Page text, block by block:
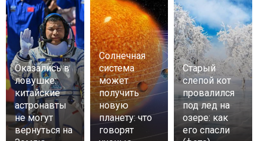
Оказались в
ловушке:
китайские
астронавты
не могут
вернуться на
Солнечная
система
может
получить
новую
планету: что
говорят
Старый
слепой кот
провалился
под лед на
озере: как
его спасли